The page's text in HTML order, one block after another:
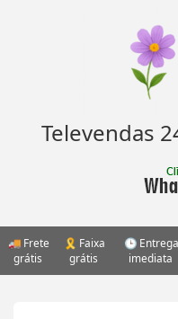
Televendas
Frete
grátis
Faixa
grátis
Entrega
imediata